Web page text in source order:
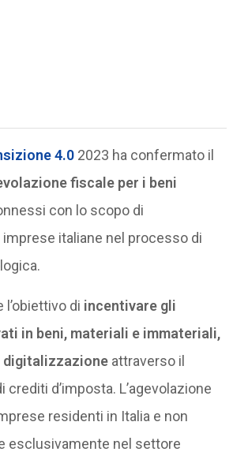
4.02023 ha confermato il
fiscale per i beni
con lo scopo di
italiane nel processo di
l’obiettivo di incentivare gli
in beni, materiali e immateriali,
digitalizzazioneattraverso il
d’imposta. L’agevolazione
residenti in Italia e non
esclusivamente nel settore